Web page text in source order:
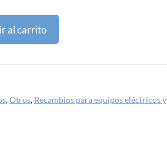
al carrito
,Otros, Recambios para equipos eléctricos y